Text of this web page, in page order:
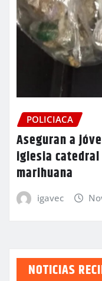
POLICIACA
Aseguran a
iglesia
marihuana
igavec
NOTICIAS